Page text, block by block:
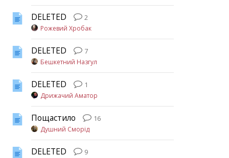
DELETED
2
Рожевий Хробак
DELETED
7
Бешкетний Назгул
DELETED
1
Дрижачий Аматор
Пощастило
16
Душний Сморід
DELETED
9